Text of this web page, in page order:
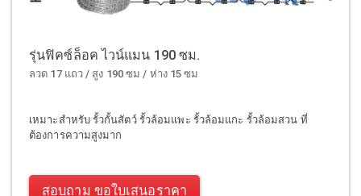
รุ่นฟิคซ์ล็อค ไวน์แมน 190 ซม.
ลวด 17 แถว / สูง 190 ซม / ห่าง 15 ซม
เหมาะสำหรับ รั้วกั้นสัตว์ รั้วล้อมแพะ รั้วล้อมแกะ รั้วล้อมสวน ที่
ต้องการความสูงมาก
สอบถาม ขอใบเสนอราคา